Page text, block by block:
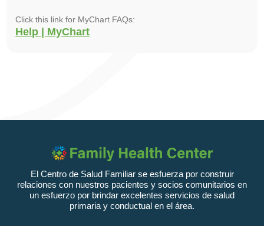
Click this link for MyChart FAQs:
Help | MyChart
El Centro de Salud Familiar se esfuerza por construir
relaciones con nuestros pacientes y socios comunitarios en
un esfuerzo por brindar excelentes servicios de salud
primaria y conductual en el área.